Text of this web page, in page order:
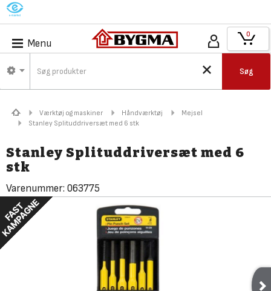
M
Menu
Søg
0
Værktøj og maskiner Håndværktøj
Mejsel
Stanley Splituddriversæt med 6 stk
Stanley Splituddriversæt med 6
stk
Varenummer: 063775